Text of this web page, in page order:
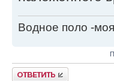
Водное поло -
Ответить